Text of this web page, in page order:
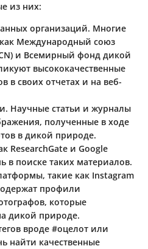
из них:
организаций. Многие
Международный союз
и Всемирный фонд дикой
высококачественные
в своих отчетах и на веб-
Научные статьи и журналы
полученные в ходе
в дикой природе.
ResearchGate и Google
в поиске таких материалов.
такие как Instagram
профили
которые
дикой природе.
вроде #оцелот или
найти качественные